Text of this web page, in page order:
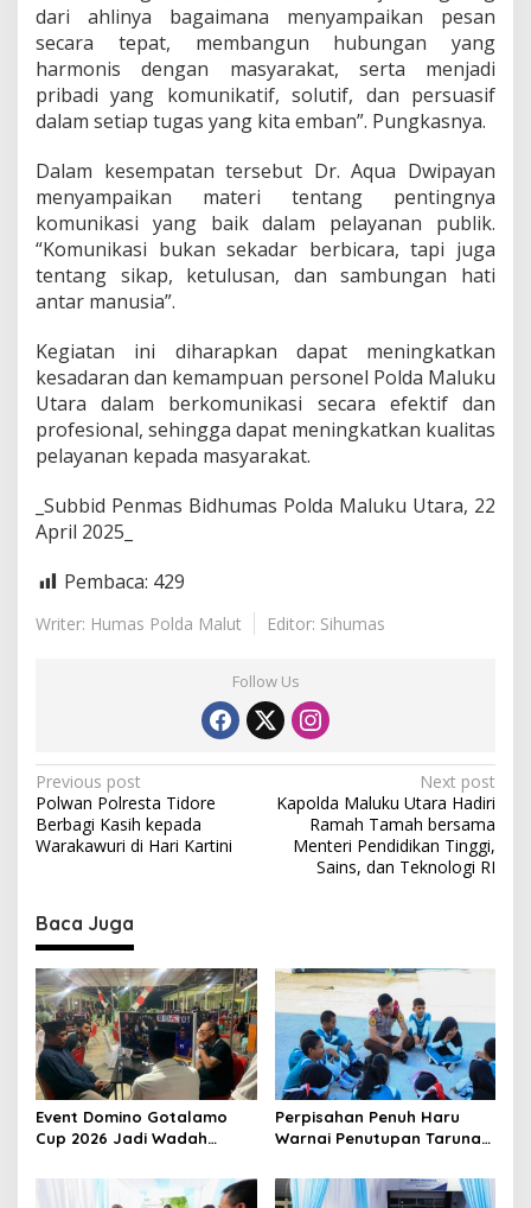
a
t
N
a
n
a
d
l
u
k
u
U
t
r
dari ahlinya bagaimana menyampaikan pesan
secara tepat, membangun hubungan yang
harmonis dengan masyarakat, serta menjadi
pribadi yang komunikatif, solutif, dan persuasif
dalam setiap tugas yang kita emban”. Pungkasnya.
Dalam kesempatan tersebut Dr. Aqua Dwipayan
menyampaikan materi tentang pentingnya
komunikasi yang baik dalam pelayanan publik.
“Komunikasi bukan sekadar berbicara, tapi juga
tentang sikap, ketulusan, dan sambungan hati
antar manusia”.
Kegiatan ini diharapkan dapat meningkatkan
kesadaran dan kemampuan personel Polda Maluku
Utara dalam berkomunikasi secara efektif dan
profesional, sehingga dapat meningkatkan kualitas
pelayanan kepada masyarakat.
_Subbid Penmas Bidhumas Polda Maluku Utara, 22
April 2025_
Pembaca: 429
Writer: Humas Polda Malut Editor: Sihumas
Follow Us
P
o
s
n
a
v
i
g
a
t
i
o
Previous post
Polwan Polresta Tidore
Berbagi Kasih kepada
Warakawuri di Hari Kartini
Next post
Kapolda Maluku Utara Hadiri
Ramah Tamah bersama
Menteri Pendidikan Tinggi,
Sains, dan Teknologi RI
Baca Juga
Event Domino Gotalamo
Cup 2026 Jadi Wadah
Kebersamaan Masyarakat
Perpisahan Penuh Haru
Warnai Penutupan Taruna
Kepulauan